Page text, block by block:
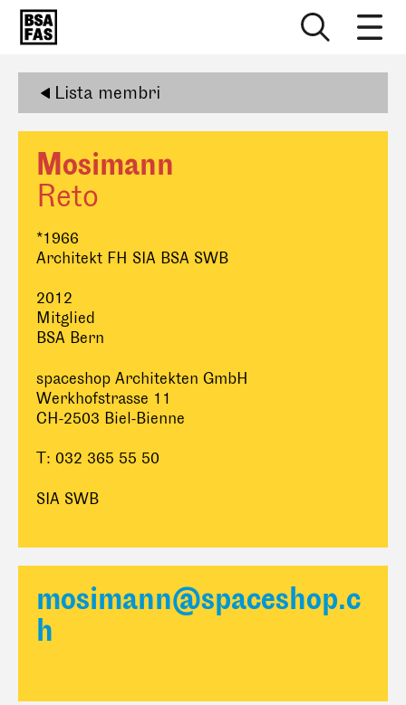
Lista membri
Mosimann
Reto
*1966
Architekt FH SIA BSA SWB
2012
Mitglied
BSA Bern
spaceshop Architekten GmbH
Werkhofstrasse 11
CH-2503 Biel-Bienne
T: 032 365 55 50
SIA SWB
mosimann@spaceshop.c
h